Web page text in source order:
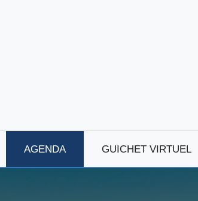
AGENDA GUICHET VIRTUEL